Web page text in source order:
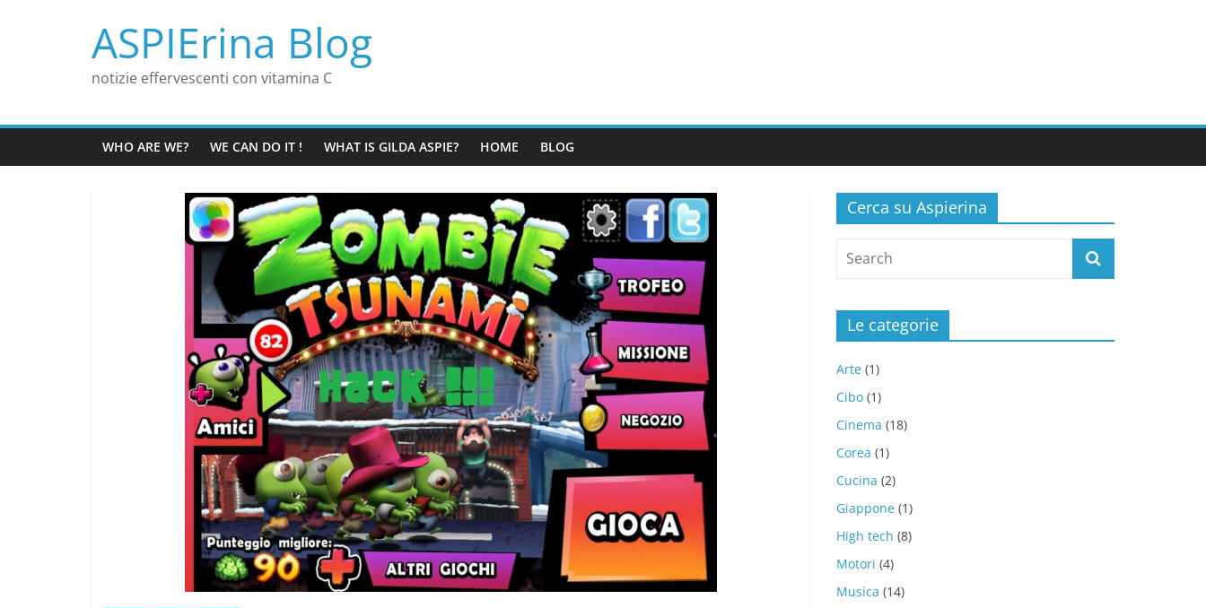
ASPIErina Blog
notizie effervescenti con vitamina C
WHO ARE WE? WE CAN DO IT ! WHAT IS GILDA ASPIE? HOME BLOG
Cerca su Aspierina
Le categorie
Arte (1)
Cibo (1)
Cinema (18)
Corea (1)
Cucina (2)
Giappone (1)
High tech (8)
Motori (4)
Musica (14)